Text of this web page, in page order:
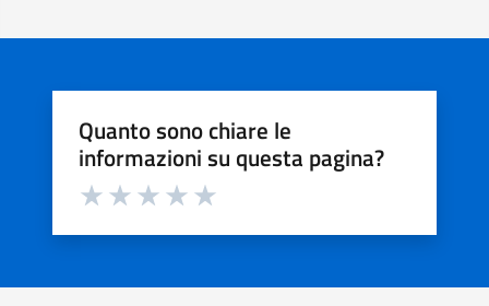
Quanto sono chiare le
informazioni su questa pagina?
Valuta da 1 a 5 stelle la pagina